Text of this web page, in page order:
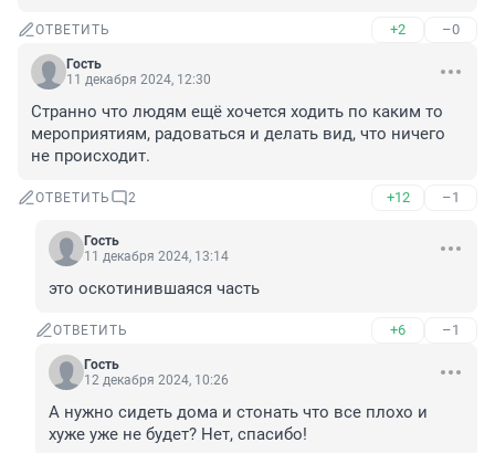
ОТВЕТИТЬ +2 –0
Гость
11 декабря 2024, 12:30
Странно что людям ещё хочется ходить по каким то
мероприятиям, радоваться и делать вид, что ничего
не происходит.
ОТВЕТИТЬ 2 +12 –1
Гость
11 декабря 2024, 13:14
это оскотинившаяся часть
ОТВЕТИТЬ +6 –1
Гость
12 декабря 2024, 10:26
А нужно сидеть дома и стонать что все плохо и
хуже уже не будет? Нет, спасибо!